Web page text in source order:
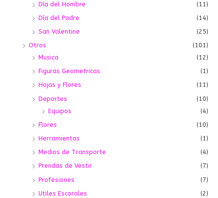
Día del Hombre
(11)
Día del Padre
(14)
San Valentine
(25)
Otros
(101)
Musica
(12)
Figuras Geometricas
(1)
Hojas y Flores
(11)
Deportes
(10)
Equipos
(4)
Flores
(10)
Herramientas
(1)
Medios de Transporte
(4)
Prendas de Vestir
(7)
Profesiones
(7)
Utiles Escorales
(2)